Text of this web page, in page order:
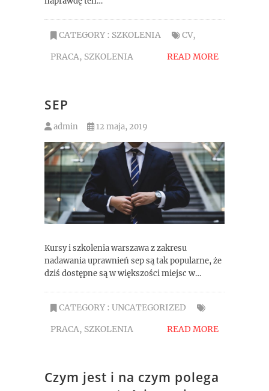
CATEGORY : SZKOLENIA CV,
PRACA, SZKOLENIA READ MORE
SEP
admin 12 maja, 2019
Kursy i szkolenia warszawa z zakresu
nadawania uprawnień sep są tak popularne, że
dziś dostępne są w większości miejsc w…
CATEGORY : UNCATEGORIZED
PRACA, SZKOLENIA READ MORE
Czym jest i na czym polega